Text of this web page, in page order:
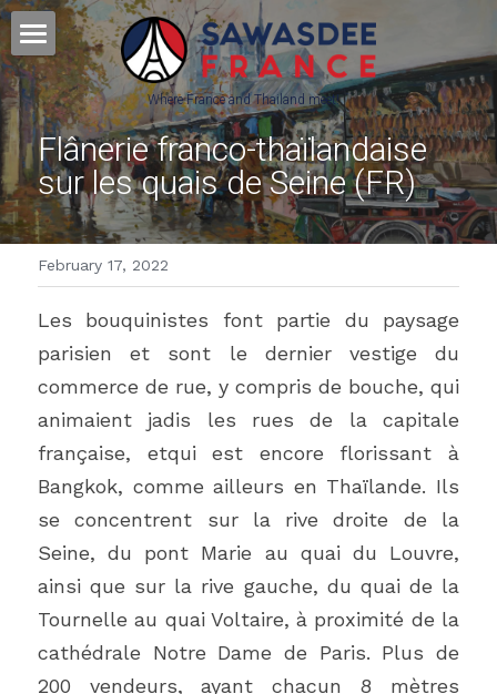
Where France and Thailand meet!
Home - หน้าหลัก
Culture - วัฒนธรรม
Français - ภาษาฝรั่งเศส
Science&Education - วิทยาศาสตร์
Press & Partners
POWERED BY
Flânerie franco-thaïlandaise
sur les quais de Seine (FR)
February 17, 2022
Les bouquinistes font partie du paysage
parisien et sont le dernier vestige du
commerce de rue, y compris de bouche, qui
animaient jadis les rues de la capitale
française, etqui est encore florissant à
Bangkok, comme ailleurs en Thaïlande. Ils
se concentrent sur la rive droite de la
Seine, du pont Marie au quai du Louvre,
ainsi que sur la rive gauche, du quai de la
Tournelle au quai Voltaire, à proximité de la
cathédrale Notre Dame de Paris. Plus de
200 vendeurs, ayant chacun 8 mètres